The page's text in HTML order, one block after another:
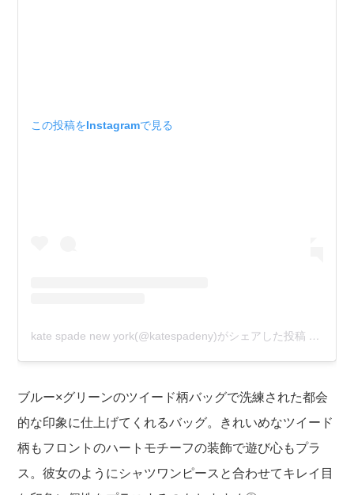
この投稿をInstagramで見る
kate spade new york(@katespadeny)がシェアした投稿
ブルー×グリーンのツイード柄バッグで洗練された都会
的な印象に仕上げてくれるバッグ。きれいめなツイード
柄もフロントのハートモチーフの装飾で遊び心もプラ
ス。彼女のようにシャツワンピースと合わせてキレイ目